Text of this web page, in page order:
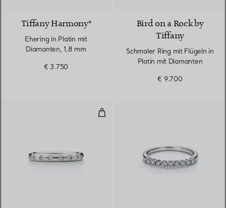
Tiffany Harmony®
Ehering in Platin mit
Diamanten, 1,8 mm
€ 3.750
Bird on a Rock by
Tiffany
Schmaler Ring mit Flügeln in
Platin mit Diamanten
€ 9.700
Kombinierbarer Ehering